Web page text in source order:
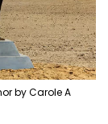
by Carole A